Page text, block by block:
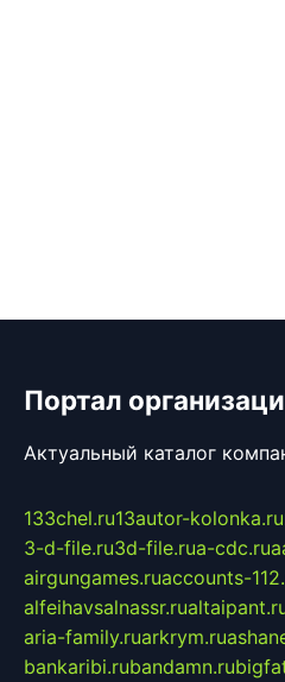
Портал
Актуальный каталог
133chel.ru13autor-kolonka.ru
3-d-file.ru3d-file.rua-cdc.ru
airgungames.ruaccounts-
alfeihavsalnassr.ru
aria-family.ruarkrym.ru
bankaribi.rubandamn.ru